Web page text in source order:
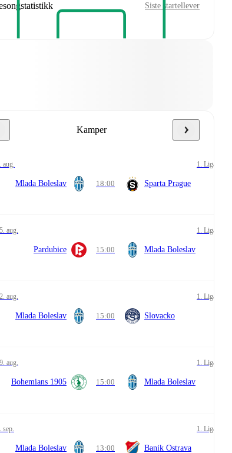
Siste startellever
Kamper
aug. 1. Liga
Mlada Boleslav 18:00 Sparta Prague
aug. 1. Liga
Pardubice 15:00 Mlada Boleslav
aug. 1. Liga
Mlada Boleslav 15:00 Slovacko
aug. 1. Liga
Bohemians 1905 15:00 Mlada Boleslav
sep. 1. Liga
Mlada Boleslav 13:00 Banik Ostrava